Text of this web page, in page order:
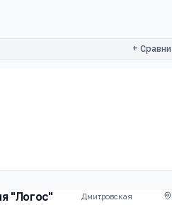
+
"Логос"
Дмитровская